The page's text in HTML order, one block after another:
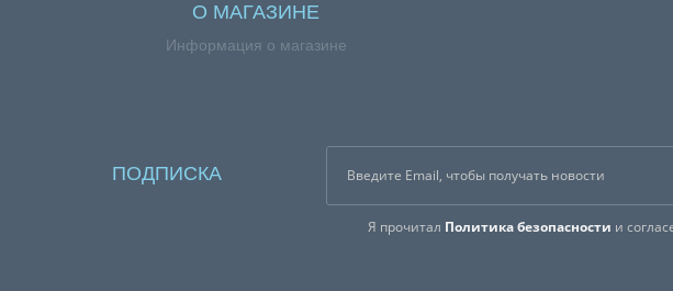
О МАГАЗИНЕ
Информация о магазине
ПОДПИСКА
Я прочитал Политика безопасности и